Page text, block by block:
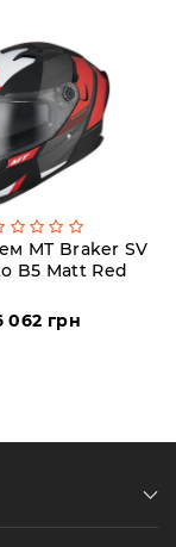
MT Braker SV
B5 Matt Red
062 грн